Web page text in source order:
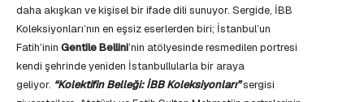
daha akışkan ve kişisel bir ifade dili sunuyor. Sergide, İBB
Koleksiyonları’nın en eşsiz eserlerden biri; İstanbul’un
Fatih’inin Gentile Bellini’nin atölyesinde resmedilen portresi
kendi şehrinde yeniden İstanbullularla bir araya
geliyor. “Kolektifin Belleği: İBB Koleksiyonları”sergisi